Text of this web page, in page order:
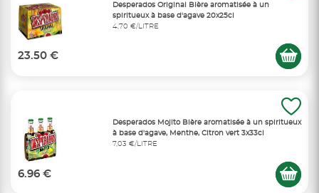
Desperados Original Bière aromatisée à un
spiritueux à base d'agave 20x25cl
4,70 €/LITRE
23.50 €
Desperados Mojito Bière aromatisée à un spiritueux
à base d'agave, Menthe, Citron vert 3x33cl
7,03 €/LITRE
6.96 €